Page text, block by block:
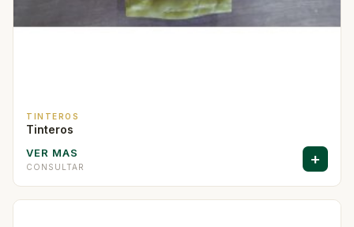
TINTEROS
Tinteros
VER MAS
CONSULTAR +